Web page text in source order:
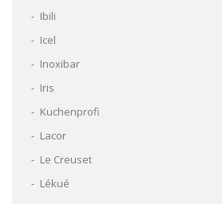
Ibili
Icel
Inoxibar
Iris
Kuchenprofi
Lacor
Le Creuset
Lékué